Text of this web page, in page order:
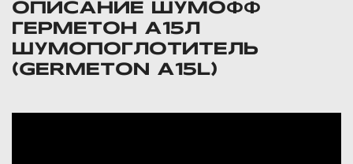
ОПИСАНИЕ ШУМОФФ
ГЕРМЕТОН А15Л
ШУМОПОГЛОТИТЕЛЬ
(GERMETON A15L)